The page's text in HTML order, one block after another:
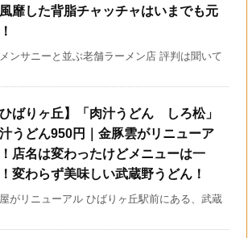
靡した背脂チャッチャはいまでも元
ンサニーと並ぶ老舗ラーメン店 評判は聞いて
ひばりヶ丘】「肉汁うどん しろ松」
うどん950円｜金豚雲がリニューア
店名は変わったけどメニューは一
変わらず美味しい武蔵野うどん！
がリニューアル ひばりヶ丘駅前にある、武蔵